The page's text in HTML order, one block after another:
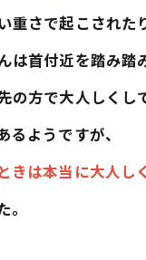
重さで起こされた
は首付近を踏み踏
の方で大人しくし
るようですが、
きは本当に大人
。